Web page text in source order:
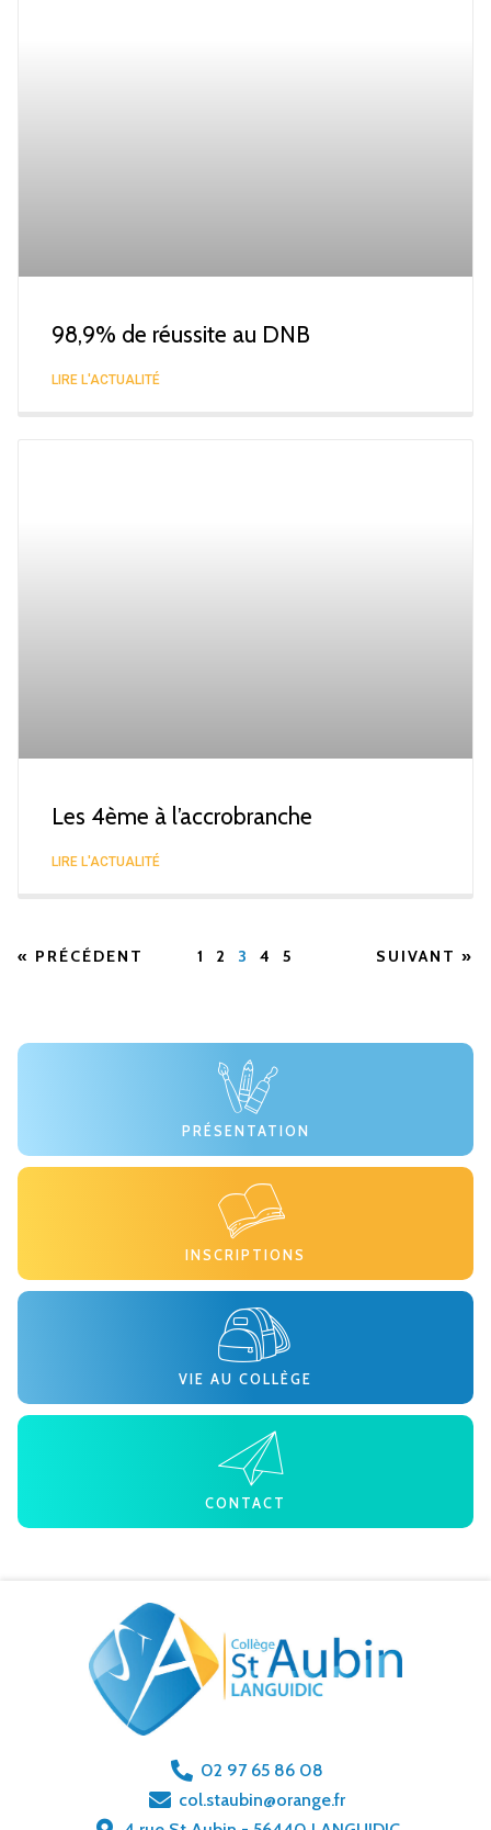
98,9% de réussite au DNB
LIRE L'ACTUALITÉ
Les 4ème à l’accrobranche
LIRE L'ACTUALITÉ
« PRÉCÉDENT 1 2 3 4 5 SUIVANT »
PRÉSENTATION
INSCRIPTIONS
VIE AU COLLÈGE
CONTACT
02 97 65 86 08
col.staubin@orange.fr